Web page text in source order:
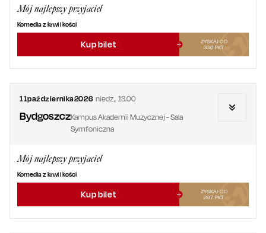
Mój najlepszy przyjaciel
Komedia z krwi i kości
Kup bilet
ZYSKAJ OD
330 PKT
11października2026 niedz.,13.00
BydgoszczKampus Akademii Muzycznej - Sala
Symfoniczna
Mój najlepszy przyjaciel
Komedia z krwi i kości
Kup bilet
ZYSKAJ OD
297 PKT